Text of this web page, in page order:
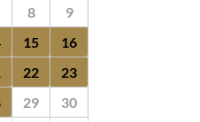
8
9
15
16
22
23
29
30